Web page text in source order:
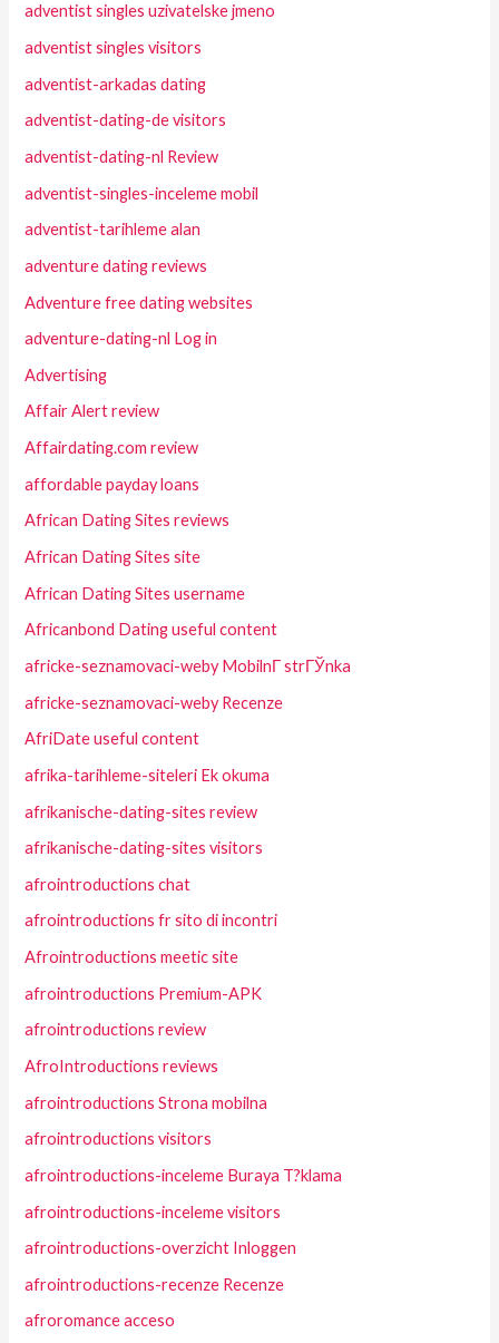
adventist singles uzivatelske jmeno
adventist singles visitors
adventist-arkadas dating
adventist-dating-de visitors
adventist-dating-nl Review
adventist-singles-inceleme mobil
adventist-tarihleme alan
adventure dating reviews
Adventure free dating websites
adventure-dating-nl Log in
Advertising
Affair Alert review
Affairdating.com review
affordable payday loans
African Dating Sites reviews
African Dating Sites site
African Dating Sites username
Africanbond Dating useful content
africke-seznamovaci-weby MobilnГ­ strГЎnka
africke-seznamovaci-weby Recenze
AfriDate useful content
afrika-tarihleme-siteleri Ek okuma
afrikanische-dating-sites review
afrikanische-dating-sites visitors
afrointroductions chat
afrointroductions fr sito di incontri
Afrointroductions meetic site
afrointroductions Premium-APK
afrointroductions review
AfroIntroductions reviews
afrointroductions Strona mobilna
afrointroductions visitors
afrointroductions-inceleme Buraya T?klama
afrointroductions-inceleme visitors
afrointroductions-overzicht Inloggen
afrointroductions-recenze Recenze
afroromance acceso